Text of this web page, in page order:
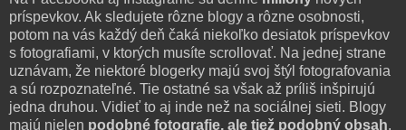
príspevkov. Ak sledujete rôzne blogy a rôzne osobnosti,
potom na vás každý deň čaká niekoľko desiatok príspevkov
s fotografiami, v ktorých musíte scrollovať. Na jednej strane
uznávam, že niektoré blogerky majú svoj štýl fotografovania
a sú rozpoznateľné. Tie ostatné sa však až príliš inšpirujú
jedna druhou. Vidieť to aj inde než na sociálnej sieti. Blogy
majú nielen podobné fotografie, ale tiež podobný obsah.